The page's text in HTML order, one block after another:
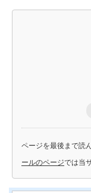
ページを最後まで読
ールのページでは当